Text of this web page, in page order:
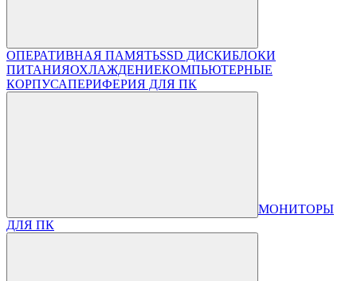
ОПЕРАТИВНАЯ ПАМЯТЬSSD ДИСКИБЛОКИ
ПИТАНИЯОХЛАЖДЕНИЕКОМПЬЮТЕРНЫЕ
КОРПУСАПЕРИФЕРИЯ ДЛЯ ПК
МОНИТОРЫ
ДЛЯ ПК